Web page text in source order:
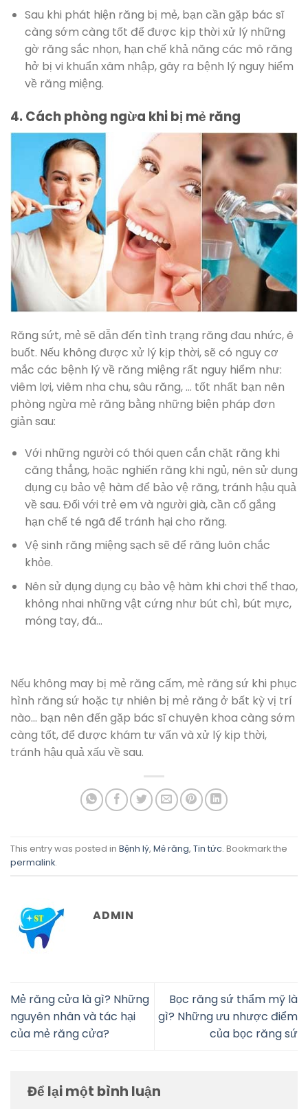
Sau khi phát hiện răng bị mẻ, bạn cần gặp bác sĩ
càng sớm càng tốt để được kịp thời xử lý những
gờ răng sắc nhọn, hạn chế khả năng các mô răng
hở bị vi khuẩn xâm nhập, gây ra bệnh lý nguy hiểm
về răng miệng.
4. Cách phòng ngừa khi bị mẻ răng
Răng sứt, mẻ sẽ dẫn đến tình trạng răng đau nhức, ê
buốt. Nếu không được xử lý kịp thời, sẽ có nguy cơ
mắc các bệnh lý về răng miệng rất nguy hiểm như:
viêm lợi, viêm nha chu, sâu răng, … tốt nhất bạn nên
phòng ngừa mẻ răng bằng những biện pháp đơn
giản sau:
Với những người có thói quen cắn chặt răng khi
căng thẳng, hoặc nghiến răng khi ngủ, nên sử dụng
dụng cụ bảo vệ hàm để bảo vệ răng, tránh hậu quả
về sau. Đối với trẻ em và người già, cần cố gắng
hạn chế té ngã để tránh hại cho răng.
Vệ sinh răng miệng sạch sẽ để răng luôn chắc
khỏe.
Nên sử dụng dụng cụ bảo vệ hàm khi chơi thể thao,
không nhai những vật cứng như bút chì, bút mực,
móng tay, đá…
Nếu không may bị mẻ răng cấm, mẻ răng sứ khi phục
hình răng sứ hoặc tự nhiên bị mẻ răng ở bất kỳ vị trí
nào… bạn nên đến gặp bác sĩ chuyên khoa càng sớm
càng tốt, để được khám tư vấn và xử lý kịp thời,
tránh hậu quả xấu về sau.
This entry was posted in Bệnh lý, Mẻ răng, Tin tức. Bookmark the
permalink.
ADMIN
Mẻ răng cửa là gì? Những
nguyên nhân và tác hại
của mẻ răng cửa?
Bọc răng sứ thẩm mỹ là
gì? Những ưu nhược điểm
của bọc răng sứ
Để lại một bình luận